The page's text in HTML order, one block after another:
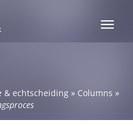
Toggle
& echtscheiding » Columns »